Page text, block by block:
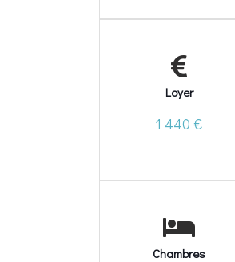
Loyer
1 440 €
Chambres